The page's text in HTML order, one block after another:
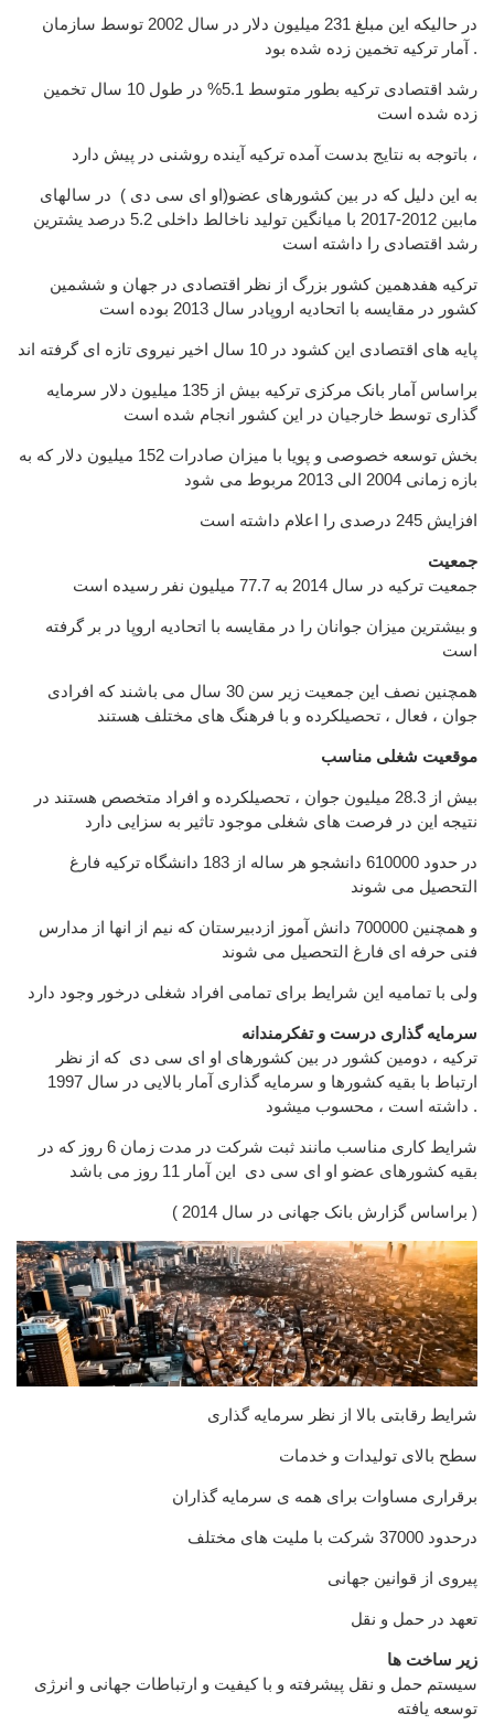
در حالیکه این مبلغ 231 میلیون دلار در سال 2002 توسط سازمان
آمار ترکیه تخمین زده شده بود .
رشد اقتصادی ترکیه بطور متوسط 5.1% در طول 10 سال تخمین
زده شده است
باتوجه به نتایج بدست آمده ترکیه آینده روشنی در پیش دارد ،
به این دلیل که در بین کشورهای عضو(او ای سی دی ) در سالهای
مابین 2012-2017 با میانگین تولید ناخالط داخلی 5.2 درصد یشترین
رشد اقتصادی را داشته است
ترکیه هفدهمین کشور بزرگ از نظر اقتصادی در جهان و ششمین
کشور در مقایسه با اتحادیه اروپادر سال 2013 بوده است
پایه های اقتصادی این کشود در 10 سال اخیر نیروی تازه ای گرفته اند
براساس آمار بانک مرکزی ترکیه بیش از 135 میلیون دلار سرمایه
گذاری توسط خارجیان در این کشور انجام شده است
بخش توسعه خصوصی و پویا با میزان صادرات 152 میلیون دلار که به
بازه زمانی 2004 الی 2013 مربوط می شود
افزایش 245 درصدی را اعلام داشته است
جمعیت
جمعیت ترکیه در سال 2014 به 77.7 میلیون نفر رسیده است
و بیشترین میزان جوانان را در مقایسه با اتحادیه اروپا در بر گرفته
است
همچنین نصف این جمعیت زیر سن 30 سال می باشند که افرادی
جوان ، فعال ، تحصیلکرده و با فرهنگ های مختلف هستند
موقعیت شغلی مناسب
بیش از 28.3 میلیون جوان ، تحصیلکرده و افراد متخصص هستند در
نتیجه این در فرصت های شغلی موجود تاثیر به سزایی دارد
در حدود 610000 دانشجو هر ساله از 183 دانشگاه ترکیه فارغ
التحصیل می شوند
و همچنین 700000 دانش آموز ازدبیرستان که نیم از انها از مدارس
فنی حرفه ای فارغ التحصیل می شوند
ولی با تمامیه این شرایط برای تمامی افراد شغلی درخور وجود دارد
سرمایه گذاری درست و تفکرمندانه
ترکیه ، دومین کشور در بین کشورهای او ای سی دی که از نظر
ارتباط با بقیه کشورها و سرمایه گذاری آمار بالایی در سال 1997
داشته است ، محسوب میشود .
شرایط کاری مناسب مانند ثبت شرکت در مدت زمان 6 روز که در
بقیه کشورهای عضو او ای سی دی این آمار 11 روز می باشد
( براساس گزارش بانک جهانی در سال 2014 )
شرایط رقابتی بالا از نظر سرمایه گذاری
سطح بالای تولیدات و خدمات
برقراری مساوات برای همه ی سرمایه گذاران
درحدود 37000 شرکت با ملیت های مختلف
پیروی از قوانین جهانی
تعهد در حمل و نقل
زیر ساخت ها
سیستم حمل و نقل پیشرفته و با کیفیت و ارتباطات جهانی و انرژی
توسعه یافته